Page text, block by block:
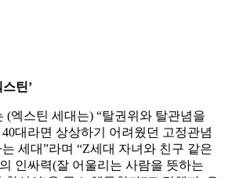
틴’
(엑스틴 세대는) “탈권위와 탈관념을
대라면 상상하기 어려웠던 고정관념
세대”라며 “Z세대 자녀와 친구 같은
인싸력(잘 어울리는 사람을 뜻하는